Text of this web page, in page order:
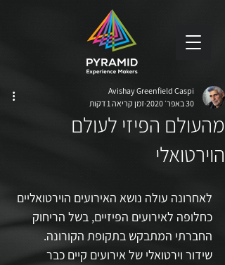
מהעולם הפיזי לעולם
הוירטואלי
Avishay Greenfield Caspi
30 באפר׳ 2020
זמן קריאה 1 דקות
לאחרונה עולה נושא האירועים הוירטואליים
כחלופה לאירועים הפיזיים, בשל הריחוק
החברתי המתבקש בתקופת הקורונה.
שידור וירטואלי של אירועים קיים כבר